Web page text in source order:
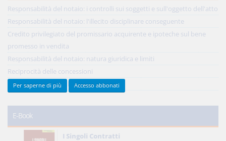
Responsabilità del notaio: i controlli sui soggetti e sull'oggetto dell'atto
Responsabilità del notaio: l'illecito disciplinare conseguente
Credito privilegiato del promissario acquirente e ipoteche sul bene
promesso in vendita
Responsabilità del notaio: natura giuridica e limiti
Reciprocità delle concessioni
Tutti gli ultimi contributi >
E-Book
I Singoli Contratti
48,00 € MENSILI
Acquista ora
Per saperne di più Accesso abbonati